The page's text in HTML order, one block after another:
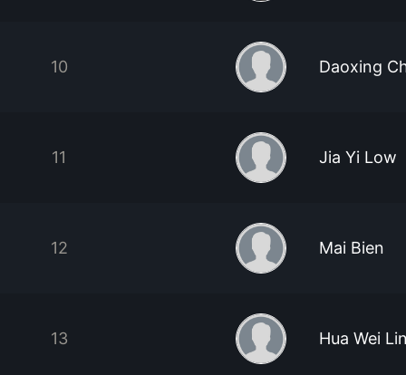
10 Daoxing
11 Jia Yi Low
12 Mai Bien
13 Hua Wei